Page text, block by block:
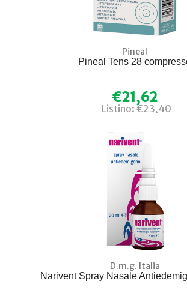
Pineal
Pineal Tens 28
€21,62
Listino: €23,40
D.m.g. Italia
Narivent Spray Nasale